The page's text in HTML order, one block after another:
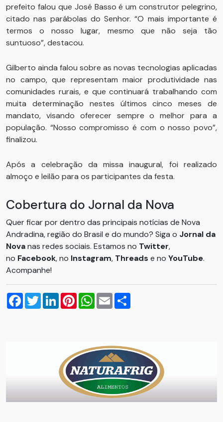
prefeito falou que José Basso é um construtor pelegrino,
citado nas parábolas do Senhor. “O mais importante é
termos o nosso lugar, mesmo que não seja tão
suntuoso”, destacou.
Gilberto ainda falou sobre as novas tecnologias aplicadas
no campo, que representam maior produtividade nas
comunidades rurais, e que continuará trabalhando com
muita determinação nestes últimos cinco meses de
mandato, visando oferecer sempre o melhor para a
população. “Nosso compromisso é com o nosso povo”,
finalizou.
Após a celebração da missa inaugural, foi realizado
almoço e leilão para os participantes da festa.
Cobertura do Jornal da Nova
Quer ficar por dentro das principais notícias de Nova
Andradina, região do Brasil e do mundo? Siga o Jornal da
Novanas redes sociais. Estamos no Twitter,
no Facebook, no Instagram, Threads e no YouTube.
Acompanhe!
Facebook
TwitterLinkedInPinterestWhatsApp
Email